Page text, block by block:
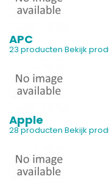
APC
23 producten Bekijk
Apple
28 producten Bekijk